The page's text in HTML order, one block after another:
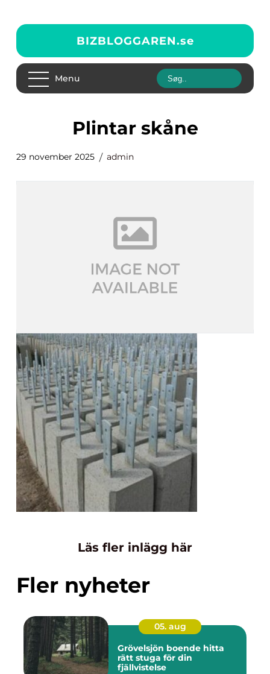
BIZBLOGGAREN.se
Menu
plintar skåne
29 november 2025 admin
Läs fler inlägg här
Fler nyheter
05. aug
Grövelsjön boende hitta
rätt stuga för din
fjällvistelse